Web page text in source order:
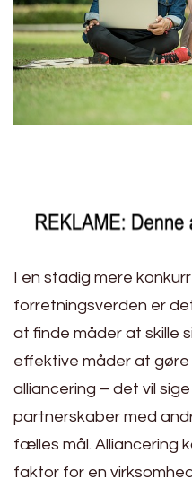
I en stadig mere
forretningsverden er
at finde måder at skille
effektive måder at
alliancering – det vil
partnerskaber med
fælles mål. Alliancering
faktor for en